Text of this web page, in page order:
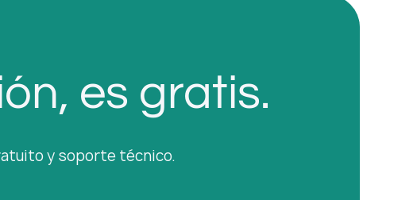
es gratis.
y soporte técnico.